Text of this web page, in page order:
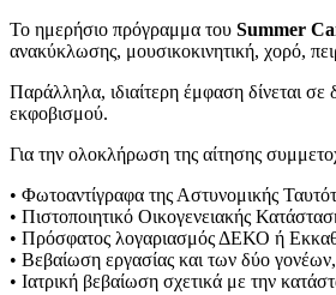
Το ημερήσιο πρόγραμμα του Summer
ανακύκλωσης, μουσικοκινητική, χορό,
Παράλληλα, ιδιαίτερη έμφαση δίνεται σε
εκφοβισμού.
Για την ολοκλήρωση της αίτησης
• Φωτοαντίγραφα της Αστυνομικής
• Πιστοποιητικό Οικογενειακής
• Πρόσφατος λογαριασμός ΔΕΚΟ ή
• Βεβαίωση εργασίας και των δύο
• Ιατρική βεβαίωση σχετικά με την